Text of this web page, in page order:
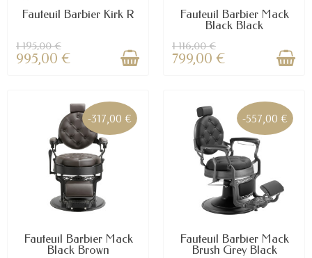
Fauteuil Barbier Kirk R
1 195,00 €
995,00 €
Fauteuil Barbier Mack
Black Black
1 116,00 €
799,00 €
-317,00 €
Fauteuil Barbier Mack
Black Brown
-557,00 €
Fauteuil Barbier Mack
Brush Grey Black